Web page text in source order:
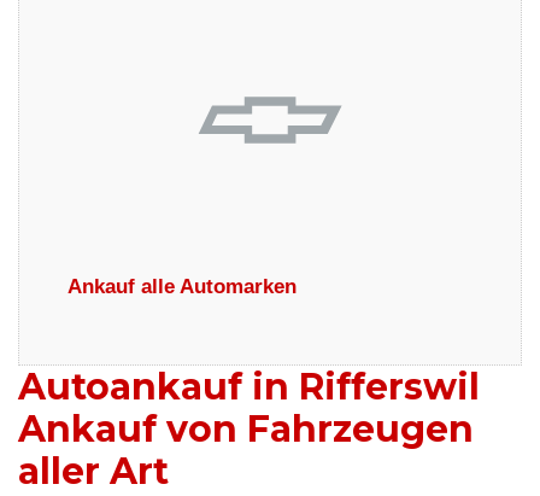
Ankauf alle Automarken
Autoankauf in Rifferswil
Ankauf von Fahrzeugen
aller Art